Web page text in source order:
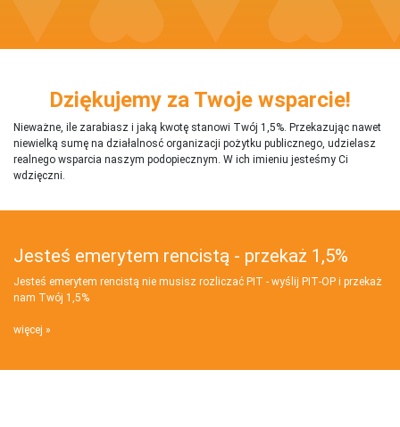
Dziękujemy za Twoje wsparcie!
Nieważne, ile zarabiasz i jaką kwotę stanowi Twój 1,5%. Przekazując nawet
niewielką sumę na działalnosć organizacji pożytku publicznego, udzielasz
realnego wsparcia naszym podopiecznym. W ich imieniu jesteśmy Ci
wdzięczni.
Jesteś emerytem rencistą - przekaż 1,5%
Jesteś emerytem rencistą nie musisz rozliczać PIT - wyślij PIT‑OP i przekaż
nam Twój 1,5%
więcej